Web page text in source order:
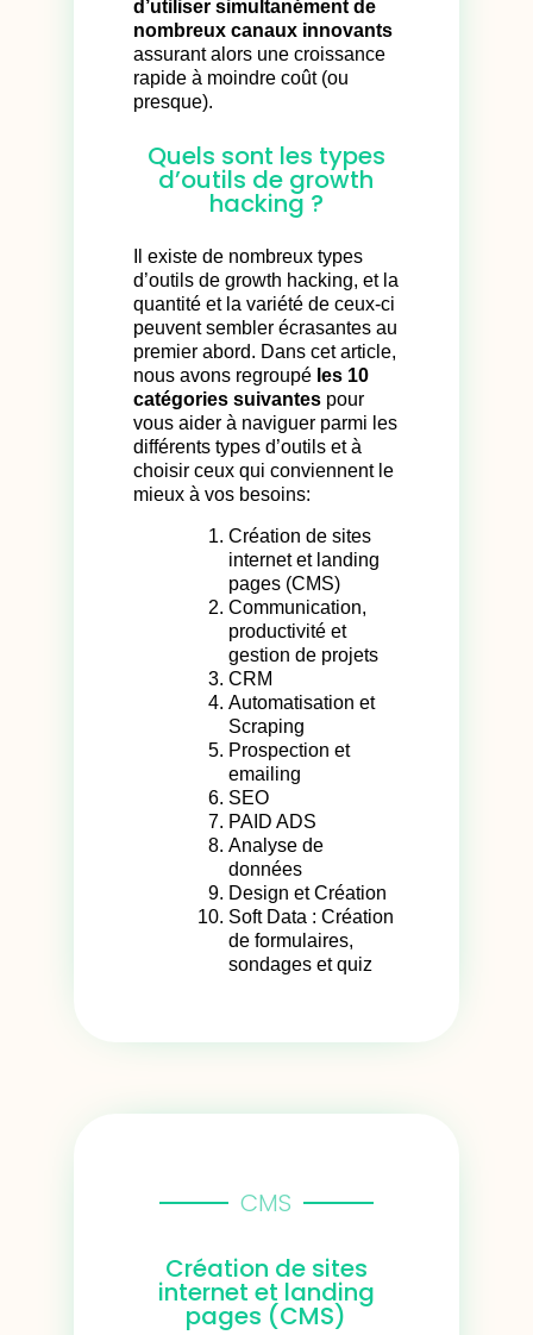
d’utiliser simultanément de
nombreux canaux innovants
assurant alors une croissance
rapide à moindre coût (ou
presque).
Quels sont les types
d’outils de growth
hacking ?
Il existe de nombreux types
d’outils de growth hacking, et la
quantité et la variété de ceux-ci
peuvent sembler écrasantes au
premier abord. Dans cet article,
nous avons regroupé les 10
catégories suivantes pour
vous aider à naviguer parmi les
différents types d’outils et à
choisir ceux qui conviennent le
mieux à vos besoins:
Création de sites
internet et landing
pages (CMS)
Communication,
productivité et
gestion de projets
CRM
Automatisation et
Scraping
Prospection et
emailing
SEO
PAID ADS
Analyse de
données
Design et Création
Soft Data : Création
de formulaires,
sondages et quiz
CMS
Création de sites
internet et landing
pages (CMS)​